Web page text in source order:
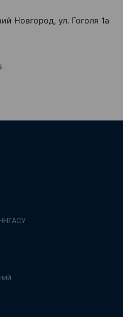
Новгород, ул. Гоголя 1а